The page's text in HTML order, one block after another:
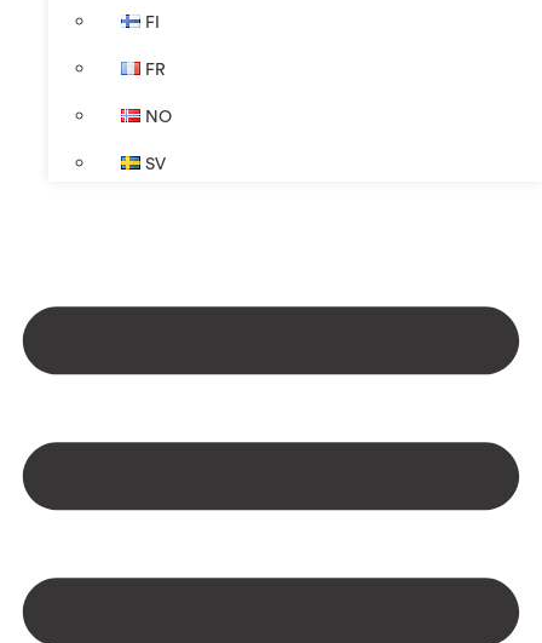
FI
FR
NO
SV